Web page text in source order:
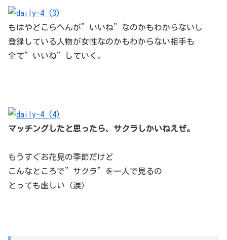
もはやどこらへんが”いいね”なのかもわからないし
登録している人物が女性なのかもわからない相手も
全て”いいね”していく。
マッチングしたと思ったら、サクラしかいねえぜ。
もうすぐお花見の季節だけど
こんなところで”サクラ”を一人で見るの
とっても虚しい（涙）